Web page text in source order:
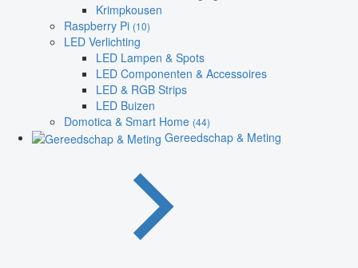
Krimpkousen
Raspberry Pi (10)
LED Verlichting
LED Lampen & Spots
LED Componenten & Accessoires
LED & RGB Strips
LED Buizen
Domotica & Smart Home (44)
Gereedschap & Meting